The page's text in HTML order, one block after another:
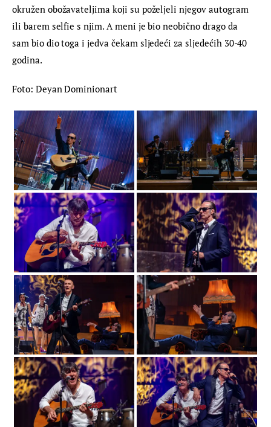
okružen obožavateljima koji su poželjeli njegov autogram
ili barem selfie s njim. A meni je bio neobično drago da
sam bio dio toga i jedva čekam sljedeći za sljedećih 30-40
godina.
Foto: Deyan Dominionart